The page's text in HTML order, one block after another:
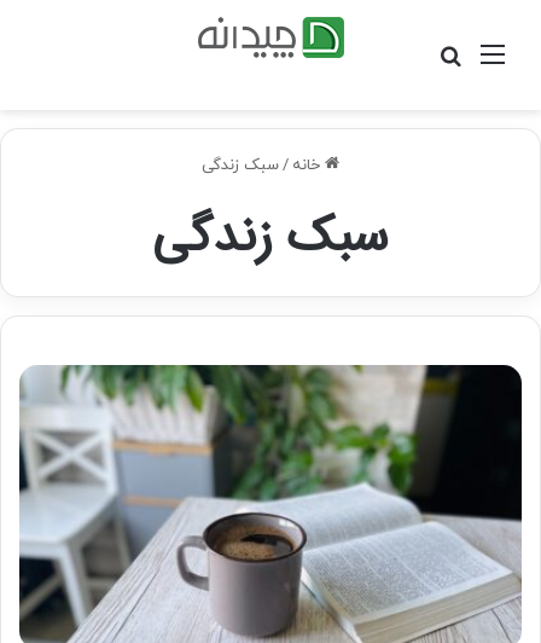
منو
خانه /سبک زندگی
سبک زندگی